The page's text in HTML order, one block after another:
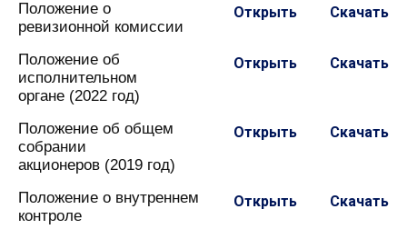
Положение о
ревизионной комиссии
Открыть Скачать
Положение об
исполнительном
органе (2022 год)
Открыть Скачать
Положение об общем
собрании
акционеров (2019 год)
Открыть Скачать
Положение о внутреннем
контроле
Открыть Скачать